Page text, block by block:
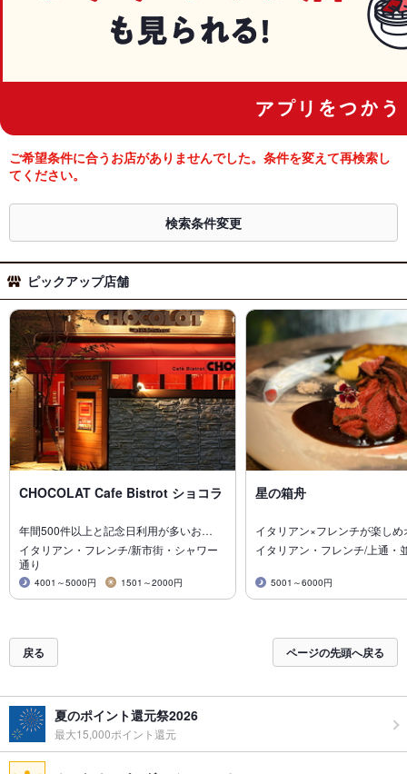
ご希望条件に合うお店がありませんでした。条件を変えて再検索し
てください。
検索条件変更
ピックアップ店舗
CHOCOLAT Cafe Bistrot ショコラ
年間500件以上と記念日利用が多いお…
イタリアン・フレンチ/新市街・シャワー
通り
4001～5000円 1501～2000円
星の箱舟
イタリアン×フレンチが楽し
イタリアン・フレンチ/上通・
5001～6000円
戻る ページの先頭へ戻る
夏のポイント還元祭2026
最大15,000ポイント還元